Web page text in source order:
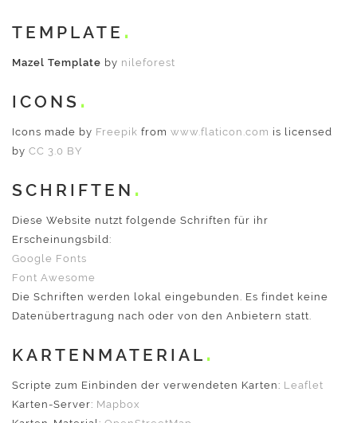
TEMPLATE
Mazel Template by nileforest
ICONS
Icons made by Freepik from www.flaticon.com is licensed
by CC 3.0 BY
SCHRIFTEN
Diese Website nutzt folgende Schriften für ihr
Erscheinungsbild:
Google Fonts
Font Awesome
Die Schriften werden lokal eingebunden. Es findet keine
Datenübertragung nach oder von den Anbietern statt.
KARTENMATERIAL
Scripte zum Einbinden der verwendeten Karten: Leaflet
Karten-Server: Mapbox